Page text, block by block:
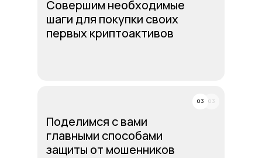
Совершим необходимые
шаги для покупки своих
первых криптоактивов
Поделимся с вами
главными способами
защиты от мошенников
03
03